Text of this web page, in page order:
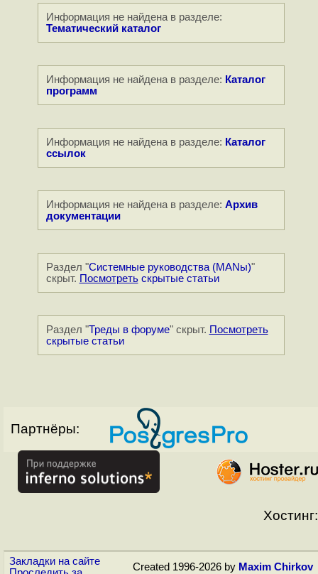
Информация не найдена в разделе:
Тематический каталог
Информация не найдена в разделе: Каталог
программ
Информация не найдена в разделе: Каталог
ссылок
Информация не найдена в разделе: Архив
документации
Раздел "Системные руководства (MANы)"
скрыт. Посмотретьскрытые статьи
Раздел "Треды в форуме" скрыт. Посмотреть
скрытые статьи
Партнёры:
Хостинг:
Закладки на сайте
Created 1996-2026 by Maxim Chirkov